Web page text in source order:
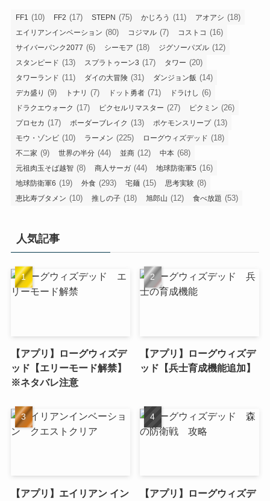
FF1 (10) FF2 (17) STEPN (75) かじろう (11) アオアシ (18)
エイリアンインベーション (80) コジマル (7) コストコ (16)
サイバーパンク2077 (6) シーモア (18) ジグソーパズル (12)
スタンピード (13) スプラトゥーン3 (17) タワー (20)
タワーランド (11) ダイの大冒険 (31) ダンジョン飯 (14)
デカ盛り (9) トナリ (7) ドット勇者 (71) ドラけし (6)
ドラクエウォーク (17) ピクセルリマスター (27) ピクミン (26)
プロセカ (17) ボーダーブレイク (13) ポケモンスリープ(13)
モウ・ゾンビ (10) ラーメン (225) ローグウィズデッド (18)
不二家 (9) 世界の半分 (44) 並商 (12) 中本 (68)
元祖肉玉そば越智 (8) 商人サーガ (44) 地球防衛軍5 (16)
地球防衛軍6 (19) 外食 (293) 宅麺 (15) 思考実験 (8)
恵比寿ブタメン (10) 推しの子 (18) 旭郎山 (12) 食べ放題 (53)
人気記事
【アプリ】ローグウィズデ
ッド【エリーモード解禁】
※ネタバレ注意
【アプリ】ローグウィズデ
ッド【兵士育成機能追加】
【アプリ】エイリアン イン
【アプリ】ローグウィズデ